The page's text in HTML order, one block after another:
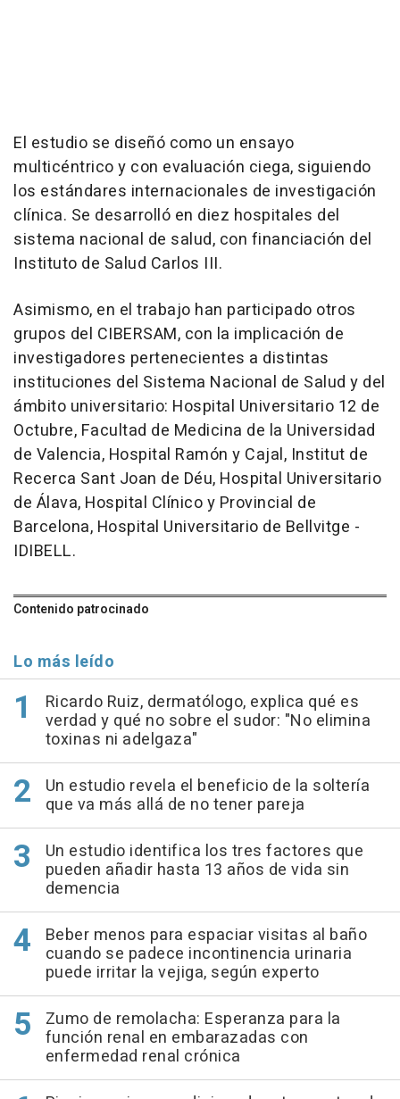
El estudio se diseñó como un ensayo
multicéntrico y con evaluación ciega, siguiendo
los estándares internacionales de investigación
clínica. Se desarrolló en diez hospitales del
sistema nacional de salud, con financiación del
Instituto de Salud Carlos III.
Asimismo, en el trabajo han participado otros
grupos del CIBERSAM, con la implicación de
investigadores pertenecientes a distintas
instituciones del Sistema Nacional de Salud y del
ámbito universitario: Hospital Universitario 12 de
Octubre, Facultad de Medicina de la Universidad
de Valencia, Hospital Ramón y Cajal, Institut de
Recerca Sant Joan de Déu, Hospital Universitario
de Álava, Hospital Clínico y Provincial de
Barcelona, Hospital Universitario de Bellvitge -
IDIBELL.
Contenido patrocinado
Lo más leído
Ricardo Ruiz, dermatólogo, explica qué es
verdad y qué no sobre el sudor: "No elimina
toxinas ni adelgaza"
Un estudio revela el beneficio de la soltería
que va más allá de no tener pareja
Un estudio identifica los tres factores que
pueden añadir hasta 13 años de vida sin
demencia
Beber menos para espaciar visitas al baño
cuando se padece incontinencia urinaria
puede irritar la vejiga, según experto
Zumo de remolacha: Esperanza para la
función renal en embarazadas con
enfermedad renal crónica